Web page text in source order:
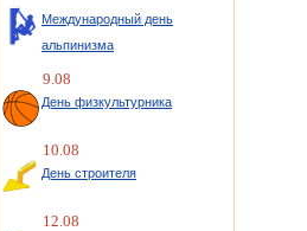
Международный день
альпинизма
9.08
День физкультурника
10.08
День строителя
12.08